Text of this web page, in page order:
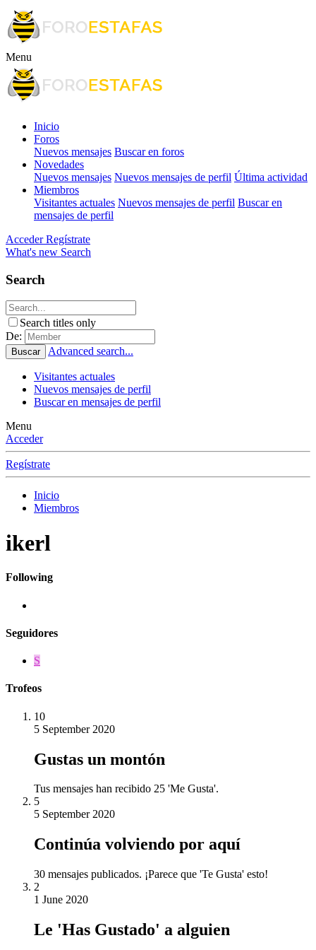
Menu
Inicio
Foros
Nuevos mensajes Buscar en foros
Novedades
Nuevos mensajes Nuevos mensajes de perfil Última actividad
Miembros
Visitantes actuales Nuevos mensajes de perfil Buscar en
mensajes de perfil
Acceder Regístrate
What's new Search
Search
Search titles only
De:
Buscar Advanced search...
Visitantes actuales
Nuevos mensajes de perfil
Buscar en mensajes de perfil
Menu
Acceder
Regístrate
Inicio
Miembros
ikerl
Following
Seguidores
S
Trofeos
10
5 September 2020
Gustas un montón
Tus mensajes han recibido 25 'Me Gusta'.
5
5 September 2020
Continúa volviendo por aquí
30 mensajes publicados. ¡Parece que 'Te Gusta' esto!
2
1 June 2020
Le 'Has Gustado' a alguien